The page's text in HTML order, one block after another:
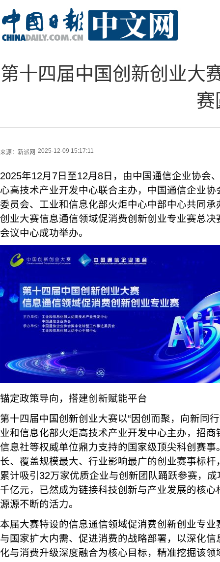
第十四届中国创新创业大
赛
来源： 新派网 2025-12-09 15:17:11
2025年12月7日至12月8日，由中国通信企业协会
心高技术产业开发中心联合主办，中国通信企业
委员会、工业和信息化部火炬中心中部中心共同承
创业大赛信息通信领域促消费创新创业专业赛总决
会议中心成功举办。
锚定政策导向，搭建创新赋能平台
第十四届中国创新创业大赛以“因创而聚，向新同
业和信息化部火炬高技术产业开发中心主办，招
信息社等权威单位鼎力支持的国家级顶尖科创赛
长、覆盖规模最大、行业影响最广的创业赛事标
累计吸引32万家优质企业与创新团队踊跃参赛，
千亿元，已然成为链接科技创新与产业发展的核
源源不断的活力。
本届大赛特设的信息通信领域促消费创新创业专
与国家扩大内需、促进消费的战略部署，以深化
化与消费升级深度融合为核心目标，精准挖掘该